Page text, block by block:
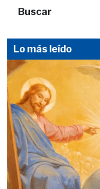
Buscar
Lo más leído